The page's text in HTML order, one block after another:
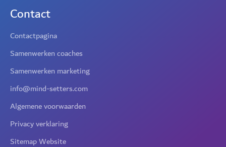
Contact
Contactpagina
Samenwerken coaches
Samenwerken marketing
info@mind-setters.com
Algemene voorwaarden
Privacy verklaring
Sitemap Website